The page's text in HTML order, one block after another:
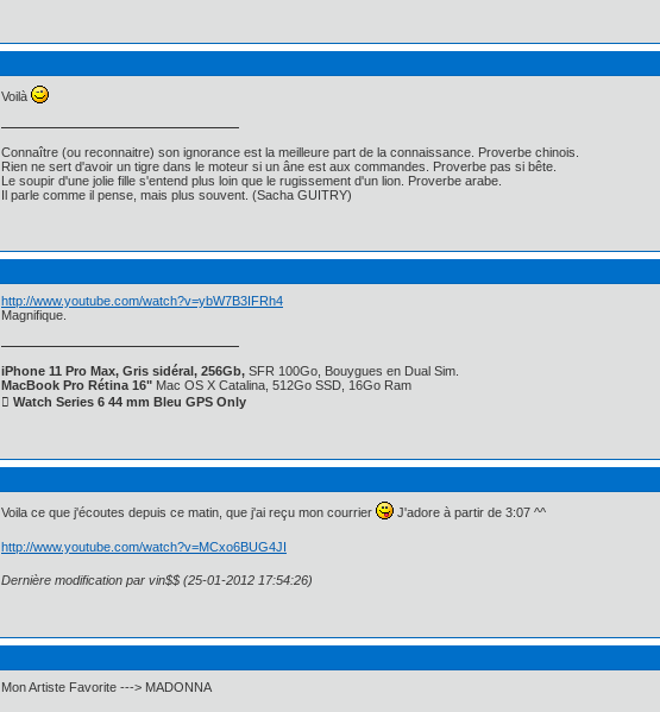
Voilà
Connaître (ou reconnaitre) son ignorance est la meilleure part de la connaissance. Proverbe chinois.
Rien ne sert d'avoir un tigre dans le moteur si un âne est aux commandes. Proverbe pas si bête.
Le soupir d'une jolie fille s'entend plus loin que le rugissement d'un lion. Proverbe arabe.
Il parle comme il pense, mais plus souvent. (Sacha GUITRY)
http://www.youtube.com/watch?v=ybW7B3IFRh4
Magnifique.
iPhone 11 Pro Max, Gris sidéral, 256Gb, SFR 100Go, Bouygues en Dual Sim.
MacBook Pro Rétina 16" Mac OS X Catalina, 512Go SSD, 16Go Ram
 Watch Series 6 44 mm Bleu GPS Only
Voila ce que j'écoutes depuis ce matin, que j'ai reçu mon courrier J'adore à partir de 3:07 ^^
http://www.youtube.com/watch?v=MCxo6BUG4JI
Dernière modification par vin$$ (25-01-2012 17:54:26)
Mon Artiste Favorite ---> MADONNA